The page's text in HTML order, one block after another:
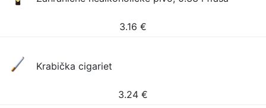
3.16 €
Krabička cigariet
3.24 €